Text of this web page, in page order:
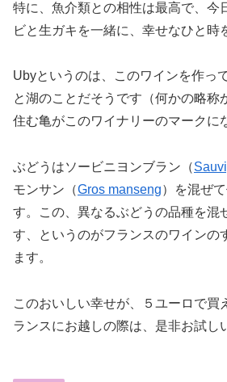
特に、魚介類との相性は最高で、今
ビと生ガキを一緒に、幸せなひと時
Ubyというのは、このワインを作っ
と湖のことだそうです（何かの略称
住む亀がこのワイナリーのマークに
ぶどうはソービニヨンブラン（
モンサン（Gros manseng）を混ぜ
す。この、異なるぶどうの品種を混
す、というのがフランスのワインの
ます。
このおいしい幸せが、５ユーロで買
ランスにお越しの際は、是非お試し